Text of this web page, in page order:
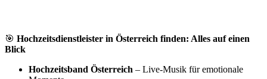
🎯 Hochzeitsdienstleister in Österreich finden: Alles auf einen
Blick
Hochzeitsband Österreich – Live-Musik für emotionale